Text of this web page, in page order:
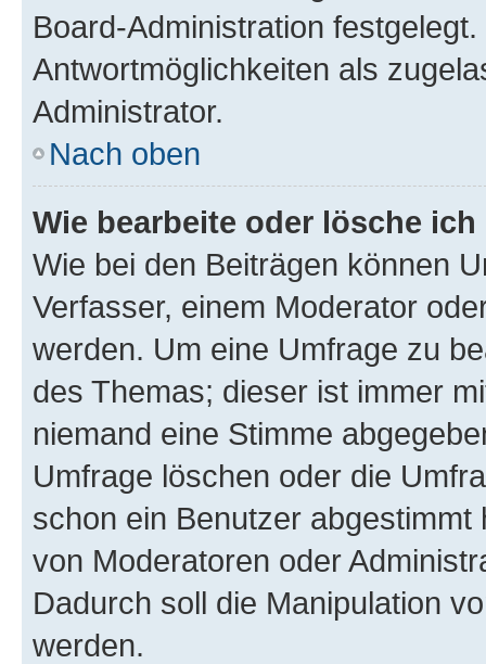
Board-Administration
Antwortmöglichkeiten als
Administrator.
Nach oben
Wie bearbeite oder lösche
Wie bei den Beiträgen können
Verfasser, einem Moderator
werden. Um eine Umfrage zu
des Themas; dieser ist immer
niemand eine Stimme
Umfrage löschen oder die
schon ein Benutzer
von Moderatoren oder
Dadurch soll die Manipulation
werden.